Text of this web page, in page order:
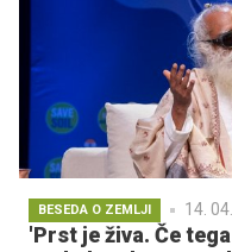
BESEDA O ZEMLJI 14.
'Prst je živa. Če